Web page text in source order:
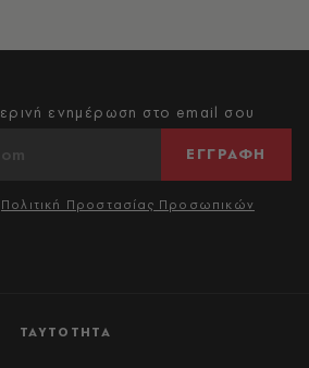
ΤΑΥΤΟΤΗΤΑ
ενημέρωση στο email σου
ΕΓΓΡΑΦΗ
Πολιτική Προστασίας Προσωπικών